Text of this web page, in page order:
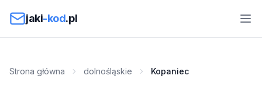
jaki-kod.pl
Strona główna dolnośląskie Kopaniec